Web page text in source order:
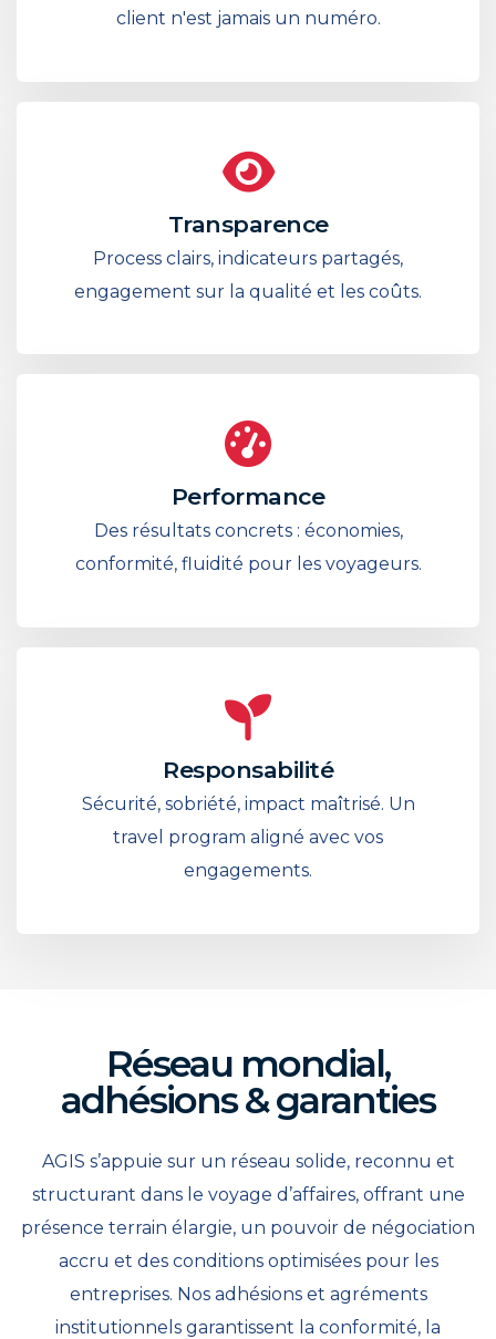
client n'est jamais un numéro.
Transparence
Process clairs, indicateurs partagés,
engagement sur la qualité et les coûts.
Performance
Des résultats concrets : économies,
conformité, fluidité pour les voyageurs.
Responsabilité
Sécurité, sobriété, impact maîtrisé. Un
travel program aligné avec vos
engagements.
Réseau mondial,
adhésions & garanties
AGIS s’appuie sur un réseau solide, reconnu et
structurant dans le voyage d’affaires, offrant une
présence terrain élargie, un pouvoir de négociation
accru et des conditions optimisées pour les
entreprises. Nos adhésions et agréments
institutionnels garantissent la conformité, la